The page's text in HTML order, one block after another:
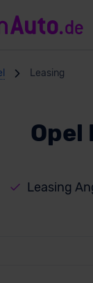
Leasing
Opel
Leasing